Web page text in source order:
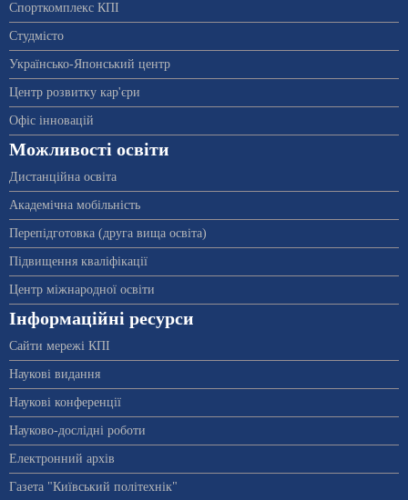
Спорткомплекс КПІ
Студмісто
Українсько-Японський центр
Центр розвитку кар'єри
Офіс інновацій
Можливості освіти
Дистанційна освіта
Академічна мобільність
Перепідготовка (друга вища освіта)
Підвищення кваліфікації
Центр міжнародної освіти
Інформаційні ресурси
Сайти мережі КПІ
Наукові видання
Наукові конференції
Науково-дослідні роботи
Електронний архів
Газета "Київський політехнік"